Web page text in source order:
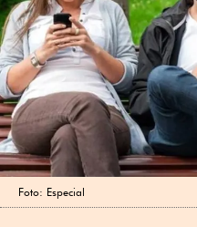
Foto: Especial